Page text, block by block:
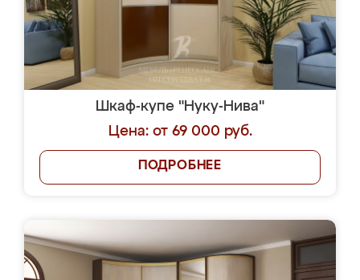
Шкаф-купе "Нуку-Нива"
Цена: от 69 000 руб.
ПОДРОБНЕЕ